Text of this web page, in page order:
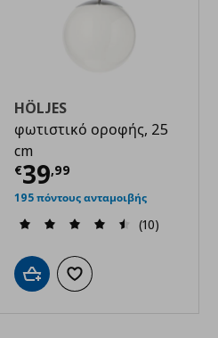
HÖLJES
φωτιστικό οροφής, 25
cm
€39,99
Τρέχουσα τιμή
195 πόντους ανταμοιβής
(10)
Προσθήκη στο καλάθι
Προσθήκη στα αγαπημένα